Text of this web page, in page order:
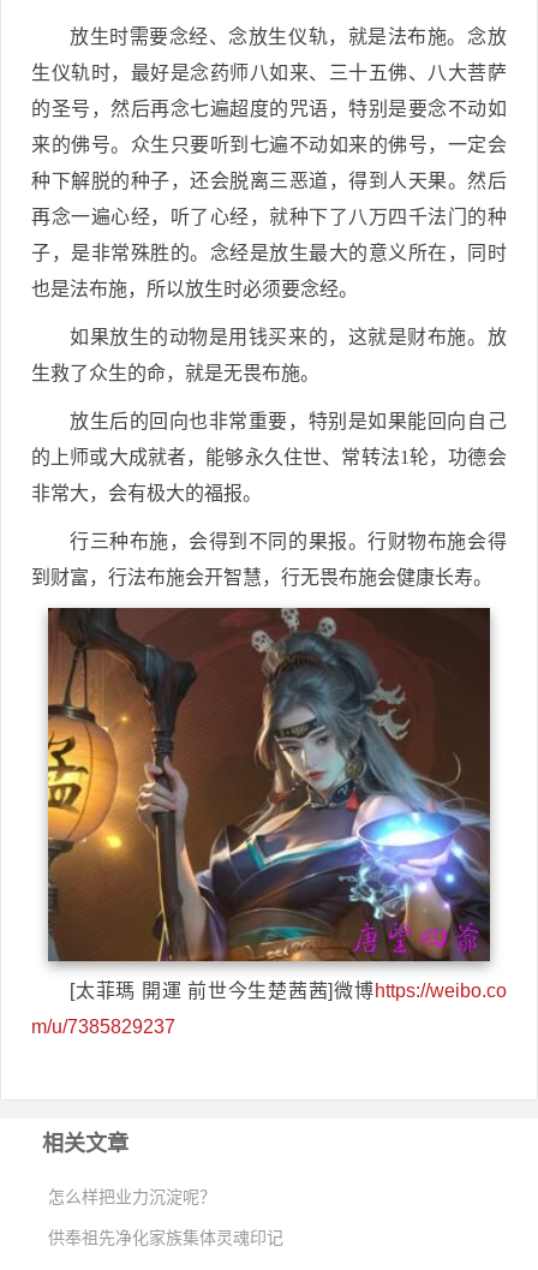
放生时需要念经、念放生仪轨，就是法布施。念放
生仪轨时，最好是念药师八如来、三十五佛、八大菩萨
的圣号，然后再念七遍超度的咒语，特别是要念不动如
来的佛号。众生只要听到七遍不动如来的佛号，一定会
种下解脱的种子，还会脱离三恶道，得到人天果。然后
再念一遍心经，听了心经，就种下了八万四千法门的种
子，是非常殊胜的。念经是放生最大的意义所在，同时
也是法布施，所以放生时必须要念经。
如果放生的动物是用钱买来的，这就是财布施。放
生救了众生的命，就是无畏布施。
放生后的回向也非常重要，特别是如果能回向自己
的上师或大成就者，能够永久住世、常转法1轮，功德会
非常大，会有极大的福报。
行三种布施，会得到不同的果报。行财物布施会得
到财富，行法布施会开智慧，行无畏布施会健康长寿。
[太菲瑪 開運 前世今生楚茜茜]微博https://weibo.co
m/u/7385829237
相关文章
怎么样把业力沉淀呢？
供奉祖先净化家族集体灵魂印记